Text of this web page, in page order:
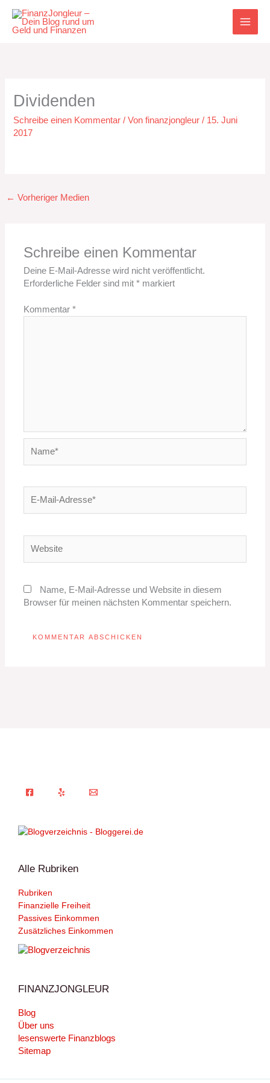
Inhalt
springen
Dividenden
Schreibe einen Kommentar / Vonfinanzjongleur/ 15. Juni
2017
← Vorheriger Medien
Schreibe einen Kommentar
Deine E-Mail-Adresse wird nicht veröffentlicht.
Erforderliche Felder sind mit* markiert
Kommentar*
Mail-
Name, E-Mail-Adresse und Website in diesem
Browser für meinen nächsten Kommentar speichern.
Alle Rubriken
Rubriken
Finanzielle Freiheit
Passives Einkommen
Zusätzliches Einkommen
FINANZJONGLEUR
Blog
Über uns
lesenswerte Finanzblogs
Sitemap